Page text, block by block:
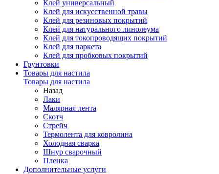
Клей универсальный
Клей для искусственной травы
Клей для резиновых покрытий
Клей для натурального линолеума
Клей для токопроводящих покрытий
Клей для паркета
Клей для пробковых покрытий
Грунтовки
Товары для настила
Товары для настила
Назад
Лаки
Малярная лента
Скотч
Стрейч
Термолента для ковролина
Холодная сварка
Шнур сварочный
Пленка
Дополнительные услуги